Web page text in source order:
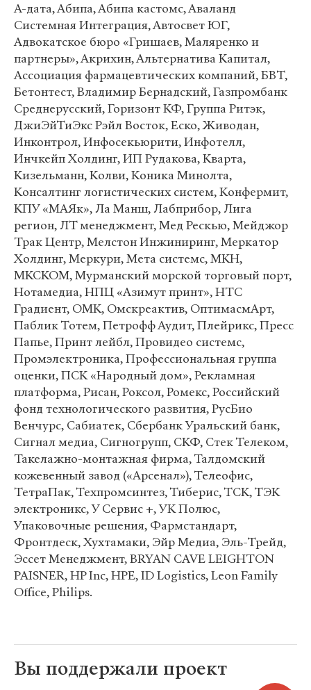
А-дата, Абипа, Абипа кастомс, Аваланд
Системная Интеграция, Автосвет ЮГ,
Адвокатское бюро «Гришаев, Маляренко и
партнеры», Акрихин, Альтернатива Капитал,
Ассоциация фармацевтических компаний, БВТ,
Бетонтест, Владимир Бернадский, Газпромбанк
Среднерусский, Горизонт КФ, Группа Ритэк,
ДжиЭйТиЭкс Рэйл Восток, Еско, Живодан,
Инконтрол, Инфосекьюрити, Инфотелл,
Инчкейп Холдинг, ИП Рудакова, Кварта,
Кизельманн, Колви, Коника Минолта,
Консалтинг логистических систем, Конфермит,
КПУ «МАЯк», Ла Манш, Лабприбор, Лига
регион, ЛТ менеджмент, Мед Рескью, Мейджор
Трак Центр, Мелстон Инжиниринг, Меркатор
Холдинг, Меркури, Мета системс, МКН,
МКСКОМ, Мурманский морской торговый порт,
Нотамедиа, НПЦ «Азимут принт», НТС
Градиент, ОМК, Омскреактив, ОптимасмАрт,
Паблик Тотем, Петрофф Аудит, Плейрикс, Пресс
Папье, Принт лейбл, Провидео системс,
Промэлектроника, Профессиональная группа
оценки, ПСК «Народный дом», Рекламная
платформа, Рисан, Роксол, Ромекс, Российский
фонд технологического развития, РусБио
Венчурс, Сабиатек, Сбербанк Уральский банк,
Сигнал медиа, Сигногрупп, СКФ, Стек Телеком,
Такелажно-монтажная фирма, Талдомский
кожевенный завод («Арсенал»), Телеофис,
ТетраПак, Техпромсинтез, Тиберис, ТСК, ТЭК
электроникс, У Сервис +, УК Полюс,
Упаковочные решения, Фармстандарт,
Фронтдеск, Хухтамаки, Эйр Медиа, Эль-Трейд,
Эссет Менеджмент, BRYAN CAVE LEIGHTON
PAISNER, HP Inc, HPE, ID Logistics, Leon Family
Office, Philips.
Вы поддержали проект